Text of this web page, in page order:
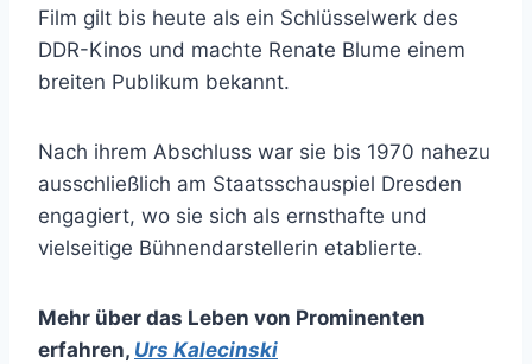
Film gilt bis heute als ein Schlüsselwerk des
DDR-Kinos und machte Renate Blume einem
breiten Publikum bekannt.
Nach ihrem Abschluss war sie bis 1970 nahezu
ausschließlich am Staatsschauspiel Dresden
engagiert, wo sie sich als ernsthafte und
vielseitige Bühnendarstellerin etablierte.
Mehr über das Leben von Prominenten
erfahren, Urs Kalecinski